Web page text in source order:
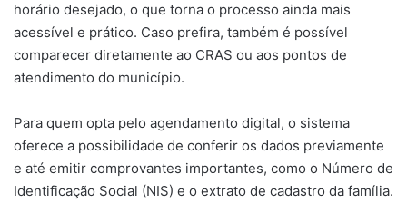
horário desejado, o que torna o processo ainda mais
acessível e prático. Caso prefira, também é possível
comparecer diretamente ao CRAS ou aos pontos de
atendimento do município.
Para quem opta pelo agendamento digital, o sistema
oferece a possibilidade de conferir os dados previamente
e até emitir comprovantes importantes, como o Número de
Identificação Social (NIS) e o extrato de cadastro da família.